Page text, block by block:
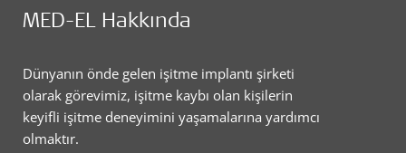
MED-EL Hakkında
Dünyanın önde gelen işitme implantı şirketi
olarak görevimiz, işitme kaybı olan kişilerin
keyifli işitme deneyimini yaşamalarına yardımcı
olmaktır.